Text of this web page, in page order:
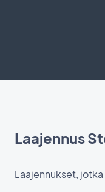
Laajennus
Laajennukset,